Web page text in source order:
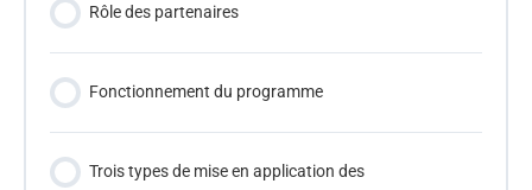
Rôle des partenaires
Fonctionnement du programme
Trois types de mise en application des